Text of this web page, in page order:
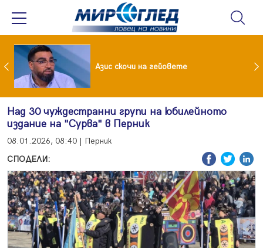
във фейсбук и инстаграм за непълнолетни Азис скочи на гейовете
Над 30 чуждестранни групи на юбилейното
издание на "Сурва" в Перник
08.01.2026, 08:40 | Перник
СПОДЕЛИ: